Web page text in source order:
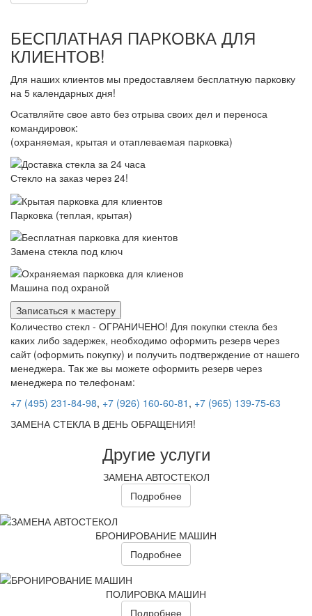
БЕСПЛАТНАЯ ПАРКОВКА ДЛЯ
КЛИЕНТОВ!
Для наших клиентов мы предоставляем бесплатную парковку
на 5 календарных дня!
Осатвляйте свое авто без отрыва своих дел и переноса
командировок:
(охраняемая, крытая и отаплеваемая парковка)
Стекло на заказ через 24!
Парковка (теплая, крытая)
Замена стекла под ключ
Машина под охраной
Записаться к мастеру
Количество стекл - ОГРАНИЧЕНО! Для покупки стекла без
каких либо задержек, необходимо оформить резерв через
сайт (оформить покупку) и получить подтверждение от нашего
менеджера. Так же вы можете оформить резерв через
менеджера по телефонам:
+7 (495) 231-84-98, +7 (926) 160-60-81 , +7 (965) 139-75-63
ЗАМЕНА СТЕКЛА В ДЕНЬ ОБРАЩЕНИЯ!
Другие услуги
ЗАМЕНА АВТОСТЕКОЛ
Подробнее
БРОНИРОВАНИЕ МАШИН
Подробнее
ПОЛИРОВКА МАШИН
Подробнее